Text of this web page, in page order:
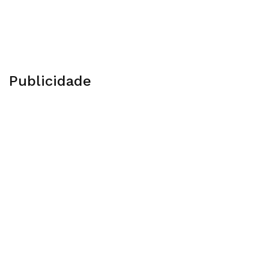
Publicidade